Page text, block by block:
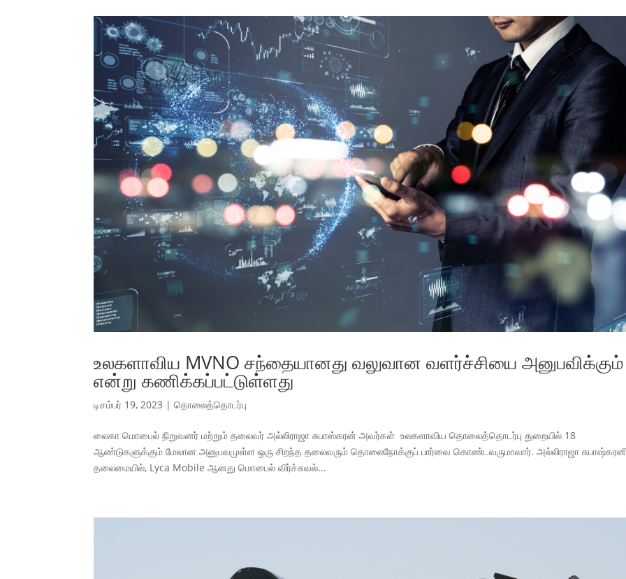
உலகளாவிய MVNO சந்தையானது வலுவான வளர்ச்சியை அனுபவிக்கும்
என்று கணிக்கப்பட்டுள்ளது
டிசம்பர் 19, 2023 |தொலைத்தொடர்பு
லைகா மொபைல் நிறுவனர் மற்றும் தலைவர் அல்லிராஜா சுபாஸ்கரன் அவர்கள் உலகளாவிய தொலைத்தொடர்பு துறையில் 18
ஆண்டுகளுக்கும் மேலான அனுபவமுள்ள ஒரு சிறந்த தலைவரும் தொலைநோக்குப் பார்வை கொண்டவருமாவார். அல்லிராஜா
தலைமையில், Lyca Mobile ஆனது மொபைல் விர்ச்சுவல்...